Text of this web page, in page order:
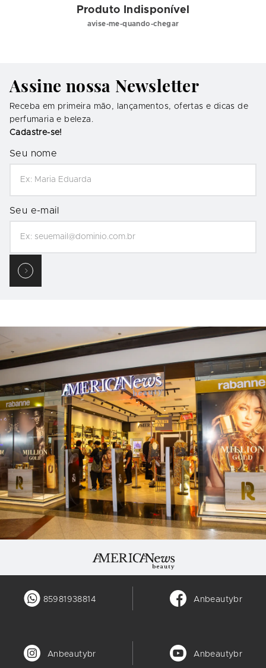
Produto Indisponível
avise-me-quando-chegar
Assine nossa Newsletter
Receba em primeira mão, lançamentos, ofertas e dicas de
perfumaria e beleza.
Cadastre-se!
Seu nome
Seu e-mail
85981938814 Anbeautybr
Anbeautybr Anbeautybr